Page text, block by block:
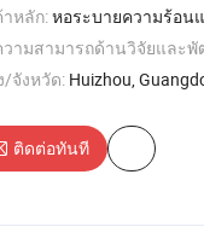
หลัก:หอระบายความร้อนแบบปิด , หอระบายความร้อนอุตสาหกรรม , หอระบายความร้อนแบบข้ามกระแสสี่เหลี่ยม , หอระบายควา
ามสามารถด้านวิจัยและ
/จังหวัด: Huizhou,
ติดต่อทันที